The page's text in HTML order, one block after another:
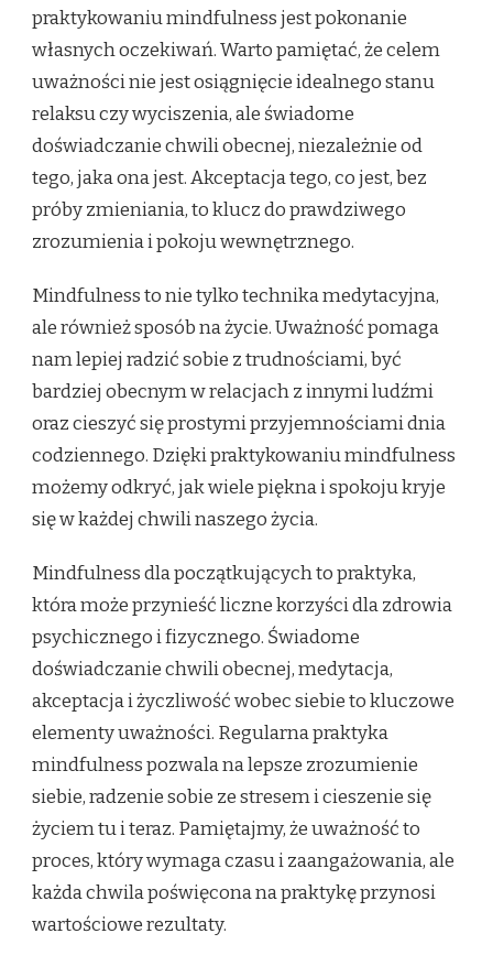
praktykowaniu mindfulness jest pokonanie
własnych oczekiwań. Warto pamiętać, że celem
uważności nie jest osiągnięcie idealnego stanu
relaksu czy wyciszenia, ale świadome
doświadczanie chwili obecnej, niezależnie od
tego, jaka ona jest. Akceptacja tego, co jest, bez
próby zmieniania, to klucz do prawdziwego
zrozumienia i pokoju wewnętrznego.
Mindfulness to nie tylko technika medytacyjna,
ale również sposób na życie. Uważność pomaga
nam lepiej radzić sobie z trudnościami, być
bardziej obecnym w relacjach z innymi ludźmi
oraz cieszyć się prostymi przyjemnościami dnia
codziennego. Dzięki praktykowaniu mindfulness
możemy odkryć, jak wiele piękna i spokoju kryje
się w każdej chwili naszego życia.
Mindfulness dla początkujących to praktyka,
która może przynieść liczne korzyści dla zdrowia
psychicznego i fizycznego. Świadome
doświadczanie chwili obecnej, medytacja,
akceptacja i życzliwość wobec siebie to kluczowe
elementy uważności. Regularna praktyka
mindfulness pozwala na lepsze zrozumienie
siebie, radzenie sobie ze stresem i cieszenie się
życiem tu i teraz. Pamiętajmy, że uważność to
proces, który wymaga czasu i zaangażowania, ale
każda chwila poświęcona na praktykę przynosi
wartościowe rezultaty.